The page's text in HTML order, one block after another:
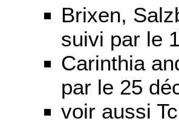
Brixen,
suivi par le
Carinthia
par le 25
voir aussi